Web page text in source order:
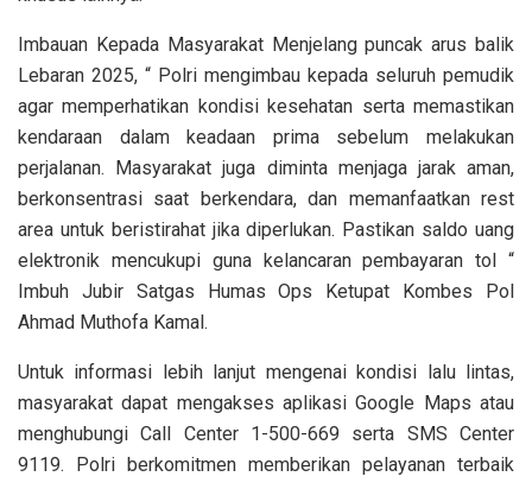
Imbauan Kepada Masyarakat Menjelang puncak arus balik
Lebaran 2025, “ Polri mengimbau kepada seluruh pemudik
agar memperhatikan kondisi kesehatan serta memastikan
kendaraan dalam keadaan prima sebelum melakukan
perjalanan. Masyarakat juga diminta menjaga jarak aman,
berkonsentrasi saat berkendara, dan memanfaatkan rest
area untuk beristirahat jika diperlukan. Pastikan saldo uang
elektronik mencukupi guna kelancaran pembayaran tol “
Imbuh Jubir Satgas Humas Ops Ketupat Kombes Pol
Ahmad Muthofa Kamal.
Untuk informasi lebih lanjut mengenai kondisi lalu lintas,
masyarakat dapat mengakses aplikasi Google Maps atau
menghubungi Call Center 1-500-669 serta SMS Center
9119. Polri berkomitmen memberikan pelayanan terbaik